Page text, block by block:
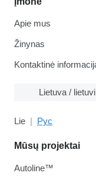
Apie mus
Žinynas
Kontaktinė
Lietuva /
Lie Рус
Mūsų projektai
Autoline™